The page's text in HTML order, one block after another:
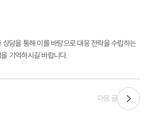
담을 통해 이를 바탕으로 대응 전략을 수립하는
기억하시길 바랍니다.
다음 글